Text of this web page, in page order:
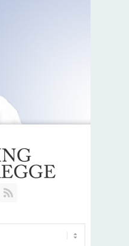
Join our Facebook Group